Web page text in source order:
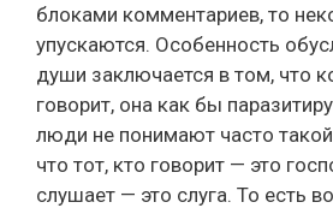
блоками комментариев, то
упускаются. Особенность
души заключается в том, что
говорит, она как бы
люди не понимают часто
что тот, кто говорит — это
слушает — это слуга. То есть